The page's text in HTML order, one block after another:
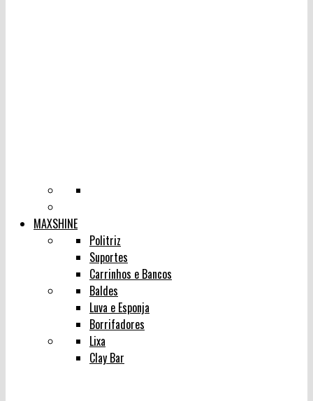
MAXSHINE
Politriz
Suportes
Carrinhos e Bancos
Baldes
Luva e Esponja
Borrifadores
Lixa
Clay Bar